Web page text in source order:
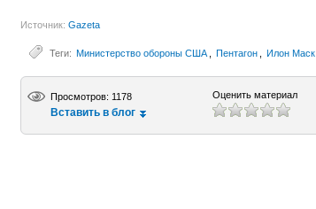
Источник: Gazeta
Теги: Министерство обороны США Пентагон Илон Маск
Просмотров: 1178
Вставить в блог
Оценить материал